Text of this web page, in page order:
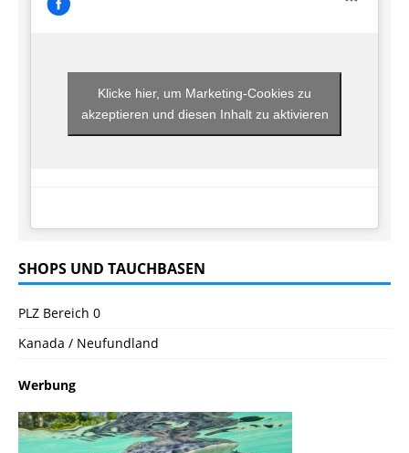
Klicke hier, um Marketing-Cookies zu
akzeptieren und diesen Inhalt zu aktivieren
SHOPS UND TAUCHBASEN
PLZ Bereich 0
Kanada / Neufundland
Werbung